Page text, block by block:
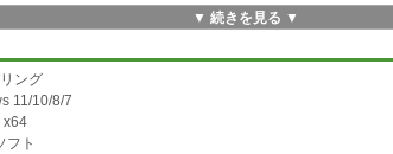
は、♪アドレスをベースとした宛名印刷ソフト、郵便振替用
の総称です組み合わせてお使いいただくと活用範囲が広がり
ーズは下記ページよりダウンロードできます
▼ 続きを見る ▼
ング
11/10/8/7
x64
フト